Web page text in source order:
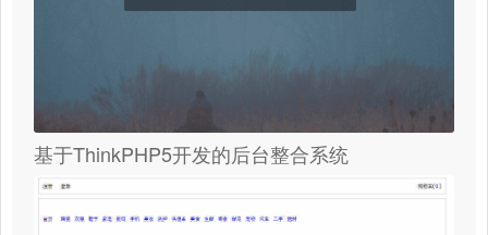
基于ThinkPHP5开发的后台整合系统